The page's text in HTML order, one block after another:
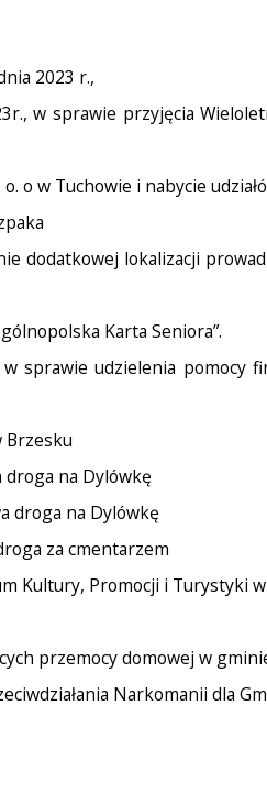
2023 r.,
w sprawie przyjęcia
o w Tuchowie i nabycie
dodatkowej lokalizacji
Karta Seniora”.
sprawie udzielenia pomocy
Brzesku
droga na Dylówkę
droga na Dylówkę
za cmentarzem
Kultury, Promocji i Turystyki
przemocy domowej w
Narkomanii dla